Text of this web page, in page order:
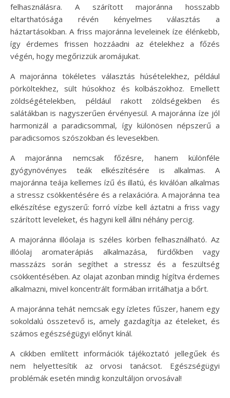
felhasználásra. A szárított majoránna hosszabb
eltarthatósága révén kényelmes választás a
háztartásokban. A friss majoránna leveleinek íze élénkebb,
így érdemes frissen hozzáadni az ételekhez a főzés
végén, hogy megőrizzük aromájukat.
A majoránna tökéletes választás húsételekhez, például
pörköltekhez, sült húsokhoz és kolbászokhoz. Emellett
zöldségételekben, például rakott zöldségekben és
salátákban is nagyszerűen érvényesül. A majoránna íze jól
harmonizál a paradicsommal, így különösen népszerű a
paradicsomos szószokban és levesekben.
A majoránna nemcsak főzésre, hanem különféle
gyógynövényes teák elkészítésére is alkalmas. A
majoránna teája kellemes ízű és illatú, és kiválóan alkalmas
a stressz csökkentésére és a relaxációra. A majoránna tea
elkészítése egyszerű: forró vízbe kell áztatni a friss vagy
szárított leveleket, és hagyni kell állni néhány percig.
A majoránna illóolaja is széles körben felhasználható. Az
illóolaj aromaterápiás alkalmazása, fürdőkben vagy
masszázs során segíthet a stressz és a feszültség
csökkentésében. Az olajat azonban mindig hígítva érdemes
alkalmazni, mivel koncentrált formában irritálhatja a bőrt.
A majoránna tehát nemcsak egy ízletes fűszer, hanem egy
sokoldalú összetevő is, amely gazdagítja az ételeket, és
számos egészségügyi előnyt kínál.
A cikkben említett információk tájékoztató jellegűek és
nem helyettesítik az orvosi tanácsot. Egészségügyi
problémák esetén mindig konzultáljon orvosával!